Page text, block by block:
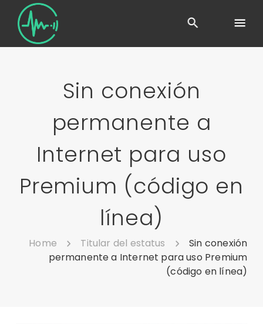
Sin conexión
permanente a
Internet para uso
Premium (código en
línea)
Home Titular del estatus
Sin conexión
permanente a Internet para uso Premium
(código en línea)